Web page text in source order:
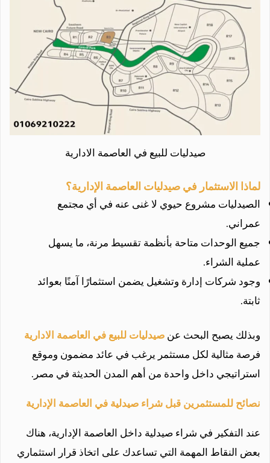
صيدليات للبيع في العاصمة الادارية
لماذا الاستثمار في صيدليات العاصمة الإدارية؟
الصيدليات مشروع حيوي لا غنى عنه في أي مجتمع
عمراني.
جميع الوحدات متاحة بأنظمة تقسيط مرنة، ما يسهل
عملية الشراء.
وجود شركات إدارة وتشغيل يضمن استثمارًا آمنًا بعوائد
ثابتة.
وبذلك يصبح البحث عنصيدليات للبيع في العاصمة الادارية
فرصة مثالية لكل مستثمر يرغب في عائد مضمون وموقع
استراتيجي داخل واحدة من أهم المدن الحديثة في مصر.
نصائح للمستثمرين قبل شراء صيدلية في العاصمة الإدارية
عند التفكير في شراء صيدلية داخل العاصمة الإدارية، هناك
بعض النقاط المهمة التي تساعدك على اتخاذ قرار استثماري